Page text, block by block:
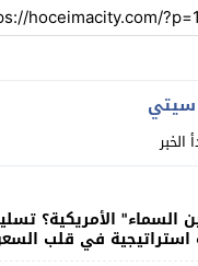
الخبر
الأمريكية؟
استراتيجية في قلب